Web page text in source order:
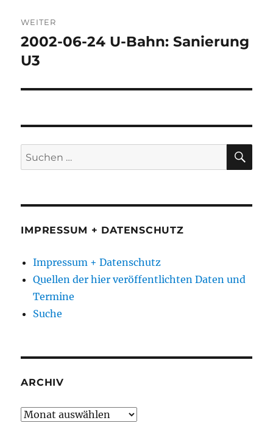
WEITER
Nächster
Beitrag:
2002-06-24 U-Bahn: Sanierung
U3
Suchen
nach:
IMPRESSUM + DATENSCHUTZ
Impressum + Datenschutz
Quellen der hier veröffentlichten Daten und
Termine
Suche
ARCHIV
Archiv